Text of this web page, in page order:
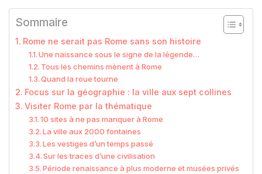
Sommaire
Rome ne serait pas Rome sans son histoire
Une naissance sous le signe de la légende…
Tous les chemins mènent à Rome
Quand la roue tourne
Focus sur la géographie : la ville aux sept collines
Visiter Rome par la thématique
10 sites à ne pas manquer à Rome
La ville aux 2000 fontaines
Les vestiges d’un temps passé
Sur les traces d’une civilisation
Période renaissance à plus moderne et musées privés